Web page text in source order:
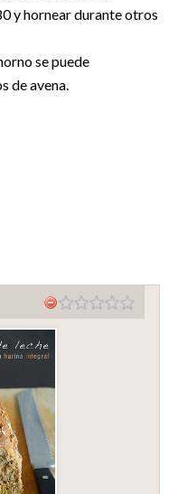
y hornear durante otros
se puede
de avena.